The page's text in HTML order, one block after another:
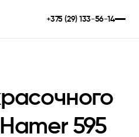
+375 (29) 133-56-14
595